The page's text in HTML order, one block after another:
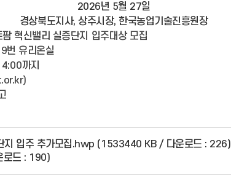
2026년 5월 27일
경상북도지사, 상주시장, 한국농업기술진흥원장
혁신밸리 실증단지 입주대상 모집
번 유리온실
까지
지 입주 추가모집.hwp (1533440 KB / 다운로드 : 226)
로드 : 190)